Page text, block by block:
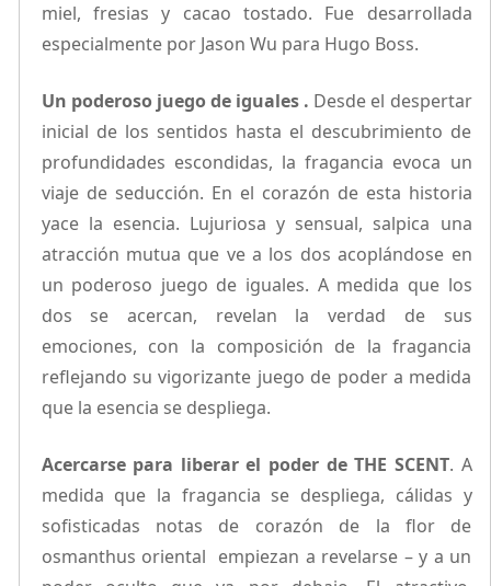
miel, fresias y cacao tostado. Fue desarrollada
especialmente por Jason Wu para Hugo Boss.
Un poderoso juego de iguales . Desde el despertar
inicial de los sentidos hasta el descubrimiento de
profundidades escondidas, la fragancia evoca un
viaje de seducción. En el corazón de esta historia
yace la esencia. Lujuriosa y sensual, salpica una
atracción mutua que ve a los dos acoplándose en
un poderoso juego de iguales. A medida que los
dos se acercan, revelan la verdad de sus
emociones, con la composición de la fragancia
reflejando su vigorizante juego de poder a medida
que la esencia se despliega.
Acercarse para liberar el poder de THE SCENT. A
medida que la fragancia se despliega, cálidas y
sofisticadas notas de corazón de la flor de
osmanthus oriental empiezan a revelarse – y a un